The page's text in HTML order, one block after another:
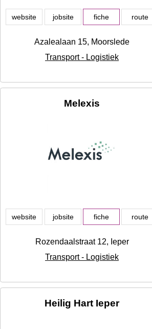
website jobsite fiche route
Azalealaan 15, Moorslede
Transport - Logistiek
Melexis
website jobsite fiche route
Rozendaalstraat 12, Ieper
Transport - Logistiek
Heilig Hart Ieper